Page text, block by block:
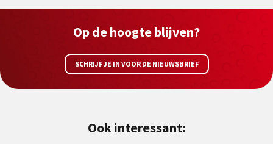
Op de hoogte blijven?
SCHRIJF JE IN VOOR DE NIEUWSBRIEF
Ook interessant: